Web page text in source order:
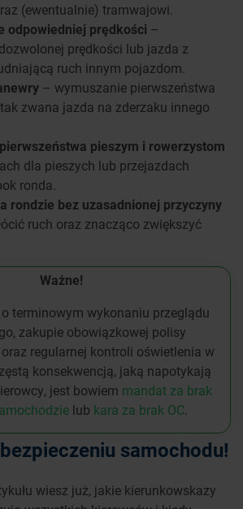
(ewentualnie) tramwajowi.
odpowiedniej prędkości –
prędkości lub jazda z
ruch innym pojazdom.
– wymuszanie pierwszeństwa
zwana jazda na zderzaku innego
pieszym i rowerzystom
dla pieszych lub przejazdach
ronda.
rondzie bez uzasadnionej przyczyny
ruch oraz znacząco zwiększyć
Ważne!
terminowym wykonaniu przeglądu
zakupie obowiązkowej polisy
regularnej kontroli oświetlenia w
konsekwencją, jaką napotykają
jest bowiem mandat za brak
lub kara za brak OC.
samochodu!
wiesz już, jakie kierunkowskazy